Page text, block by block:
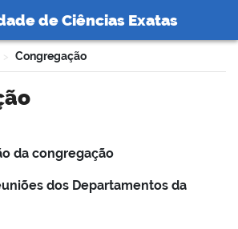
de Ciências Exatas
> Congregação
da congregação
dos Departamentos da